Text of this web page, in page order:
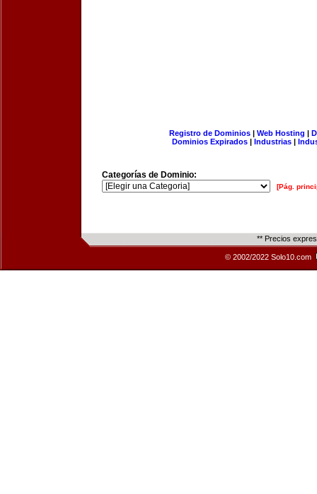
Registro de Dominios| Web Hosting |
Dominios Expirados | Industrias |
Categorías de Dominio:
[Pág.
** Precios
© 2002/2022 Solo10.com